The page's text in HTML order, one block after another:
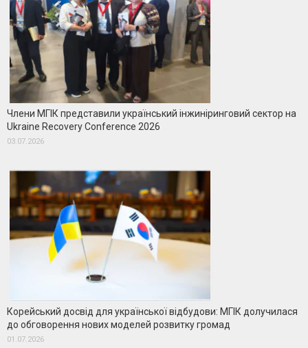
Члени МГІК представили український інжиніринговий сектор на
Ukraine Recovery Conference 2026
03.07.2026
Корейський досвід для української відбудови: МГІК долучилася
до обговорення нових моделей розвитку громад
01.07.2026